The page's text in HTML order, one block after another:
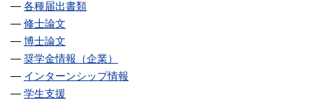
各種届出書類
修士論文
博士論文
奨学金情報（企業）
インターンシップ情報
学生支援